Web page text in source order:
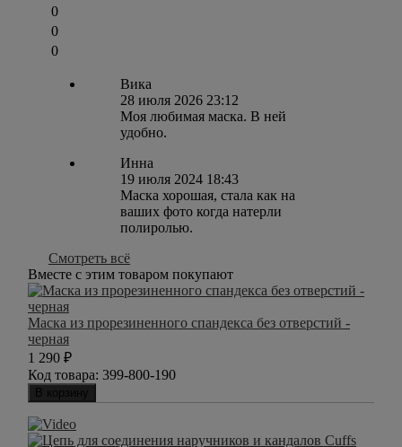
0
0
0
Вика
28 июля 2026 23:12
Моя любимая маска. В ней
удобно.
Инна
19 июля 2024 18:43
Маска хорошая, стала как на
ваших фото когда натерли
полиролью.
Смотреть всё
Вместе с этим товаром покупают
Маска из прорезиненного спандекса без отверстий -
черная
1 290 ₽
Код товара: 399-800-190
В корзину